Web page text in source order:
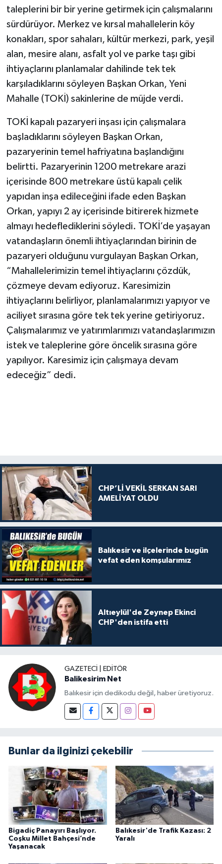
taleplerini bir bir yerine getirmek için çalışmalarını
sürdürüyor. Merkez ve kırsal mahallelerin köy
konakları, spor sahaları, kültür merkezi, park, yeşil
alan, mesire alanı, asfalt yol ve parke taşı gibi
ihtiyaçlarını planlamalar dahilinde tek tek
karşıladıklarını söyleyen Başkan Orkan, Yeni
Mahalle (TOKİ) sakinlerine de müjde verdi.
TOKİ kapalı pazaryeri inşası için çalışmalara
başladıklarını söyleyen Başkan Orkan,
pazaryerinin temel hafriyatına başlandığını
belirtti. Pazaryerinin 1200 metrekare arazi
içerisinde 800 metrekare üstü kapalı çelik
yapıdan inşa edileceğini ifade eden Başkan
Orkan, yapıyı 2 ay içerisinde bitirerek hizmete
almayı hedeflediklerini söyledi. TOKİ’de yaşayan
vatandaşların önemli ihtiyaçlarından birinin de
pazaryeri olduğunu vurgulayan Başkan Orkan,
“Mahallelerimizin temel ihtiyaçlarını çözdük,
çözmeye devam ediyoruz. Karesimizin
ihtiyaçlarını belirliyor, planlamalarımızı yapıyor ve
aciliyet sırasına göre tek tek yerine getiriyoruz.
Çalışmalarımız ve yatırımlarımızı vatandaşlarımızın
istek ve taleplerine göre öncelik sırasına göre
yapılıyor. Karesimiz için çalışmaya devam
edeceğiz” dedi.
CHP’Lİ VEKİL SERKAN SARI
AMELİYAT OLDU
Balıkesir ve ilçelerinde bugün
vefat eden komşularımız
Altıeylül'de Zeynep Ekinci
CHP'den istifa etti
GAZETECI | EDITÖR
Balikesirim Net
Balıkesir için dedikodu değil, haber üretiyoruz.
Bunlar da ilginizi çekebilir
Bigadiç Panayırı Başlıyor.
Coşku Millet Bahçesi’nde
Yaşanacak
Balıkesir'de Trafik Kazası: 2
Yaralı